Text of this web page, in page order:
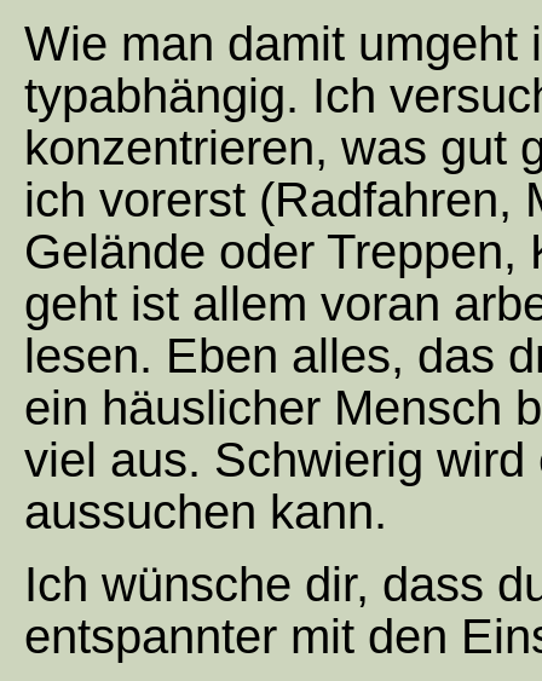
Wie man damit umgeht
typabhängig. Ich
konzentrieren, was gut
ich vorerst (Radfahren,
Gelände oder Treppen,
geht ist allem voran
lesen. Eben alles, das
ein häuslicher Mensch
viel aus. Schwierig
aussuchen kann.
Ich wünsche dir, dass
entspannter mit den